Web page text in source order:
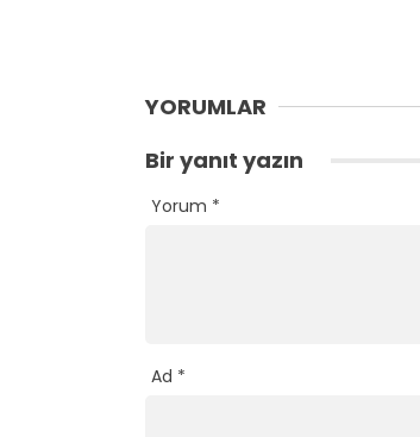
YORUMLAR
Bir yanıt yazın
Yorum *
Ad *